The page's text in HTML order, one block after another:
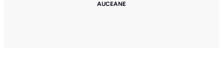
AUCEANE